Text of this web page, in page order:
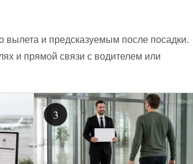
вылета и предсказуемым после посадки.
и прямой связи с водителем или